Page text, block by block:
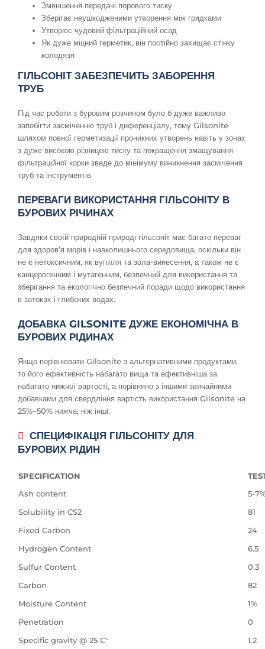
Зменшення передачі порового тиску
Зберігає неушкодженими утворення між грядками
Утворює чудовий фільтраційний осад
Як дуже міцний герметик, він постійно захищає стінку
колодязя
ГІЛЬСОНІТ ЗАБЕЗПЕЧИТЬ ЗАБОРЕННЯ
ТРУБ
Під час роботи з буровим розчином було б дуже важливо
запобігти засміченню труб і диференціалу, тому Gilsonite
шляхом повної герметизації проникних утворень навіть у зонах
з дуже високою різницею тиску та покращення змащування
фільтраційної корки зведе до мінімуму виникнення засмічення
труб та інструментів
ПЕРЕВАГИ ВИКОРИСТАННЯ ГІЛЬСОНІТУ В
БУРОВИХ РІЧИНАХ
Завдяки своїй природній природі гільсоніт має багато переваг
для здоров’я морів і навколишнього середовища, оскільки він
не є нетоксичним, як вугілля та зола-винесення, а також не є
канцерогенним і мутагенним, безпечний для використання та
зберігання та екологічно безпечний поради щодо використання
в затоках і глибоких водах.
ДОБАВКА GILSONITE ДУЖЕ ЕКОНОМІЧНА В
БУРОВИХ РІДИНАХ
Якщо порівнювати Gilsonite з альтернативними продуктами,
то його ефективність набагато вища та ефективніша за
набагато нижчої вартості, а порівняно з іншими звичайними
добавками для свердління вартість використання Gilsonite на
25%–50% нижча, ніж інші.
СПЕЦИФІКАЦІЯ ГІЛЬСОНІТУ ДЛЯ
БУРОВИХ РІДИН
SPECIFICATION
Ash content
5-
Solubility in CS2
81
Fixed Carbon
24
Hydrogen Content
6.5
Sulfur Content
0.3
Carbon
82
Moisture Content
1%
Penetration
0
Specific gravity @ 25 C°
1.2